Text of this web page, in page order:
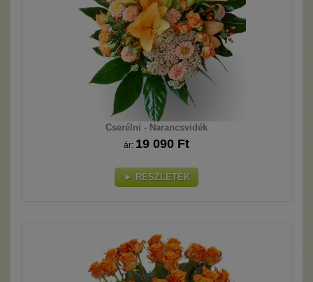
Cserélni - Narancsvidék
ár: 19 090 Ft
► RÉSZLETEK